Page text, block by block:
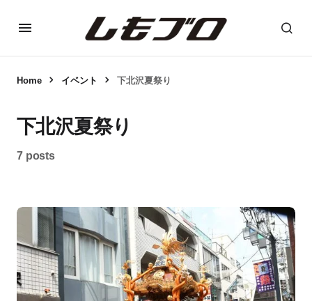
Home イベント 下北沢夏祭り
下北沢夏祭り
7 posts